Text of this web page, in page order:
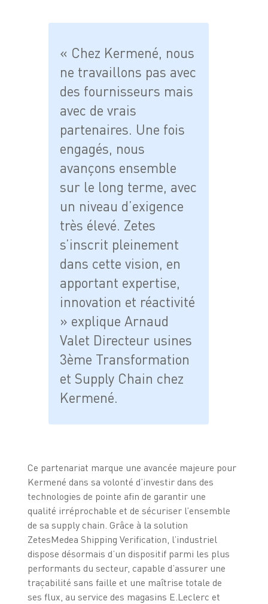
« Chez Kermené, nous
ne travaillons pas avec
des fournisseurs mais
avec de vrais
partenaires. Une fois
engagés, nous
avançons ensemble
sur le long terme, avec
un niveau d’exigence
très élevé. Zetes
s’inscrit pleinement
dans cette vision, en
apportant expertise,
innovation et réactivité
» explique Arnaud
Valet Directeur usines
3ème Transformation
et Supply Chain chez
Kermené.
Ce partenariat marque une avancée majeure pour
Kermené dans sa volonté d’investir dans des
technologies de pointe afin de garantir une
qualité irréprochable et de sécuriser l’ensemble
de sa supply chain. Grâce à la solution
ZetesMedea Shipping Verification, l’industriel
dispose désormais d’un dispositif parmi les plus
performants du secteur, capable d’assurer une
traçabilité sans faille et une maîtrise totale de
ses flux, au service des magasins E.Leclerc et